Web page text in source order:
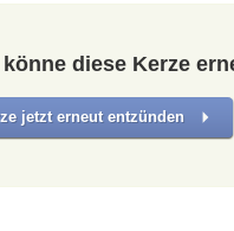
diese Kerze
jetzt erneut entzünden